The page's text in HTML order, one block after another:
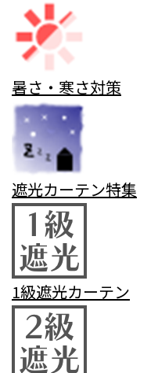
暑さ・寒さ対策
遮光カーテン特集
1級遮光カーテン